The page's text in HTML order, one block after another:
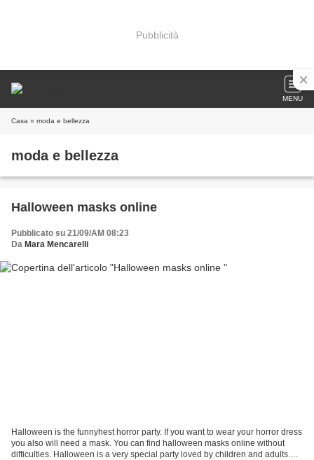
Pubblicità
MENU
Casa » moda e bellezza
moda e bellezza
Halloween masks online
Pubblicato su 21/09/AM 08:23
Da Mara Mencarelli
Halloween is the funnyhest horror party. If you want to wear your horror dress
you also will need a mask. You can find halloween masks online without
difficulties. Halloween is a very special party loved by children and adults.